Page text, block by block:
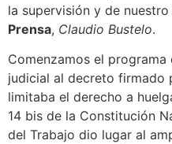
la supervisión y de nuestro
Prensa, Claudio Bustelo.
Comenzamos el
judicial al decreto firmado
limitaba el derecho a
14 bis de la Constitución
del Trabajo dio lugar al